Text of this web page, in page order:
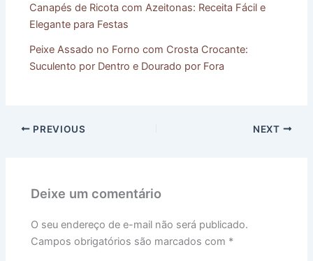
Canapés de Ricota com Azeitonas: Receita Fácil e
Elegante para Festas
Peixe Assado no Forno com Crosta Crocante:
Suculento por Dentro e Dourado por Fora
PREVIOUS NEXT
Deixe um comentário
O seu endereço de e-mail não será publicado.
Campos obrigatórios são marcados com *